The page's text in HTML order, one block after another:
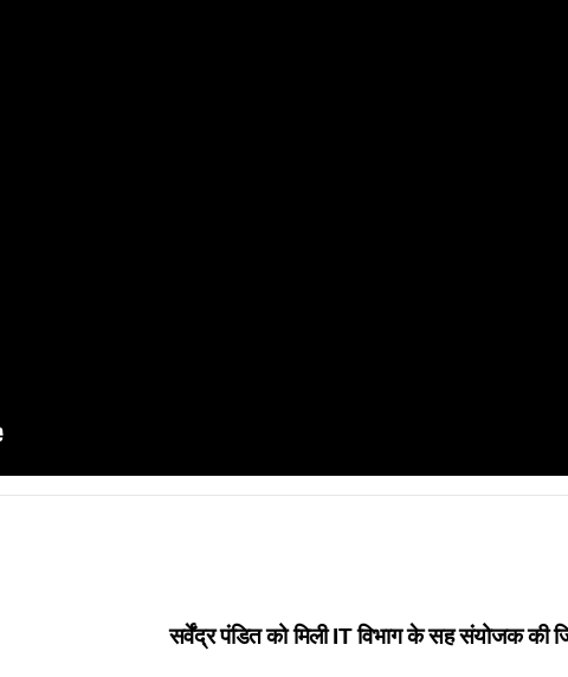
सर्वेंद्र पंडित को मिली IT विभाग के सह संयोजक की